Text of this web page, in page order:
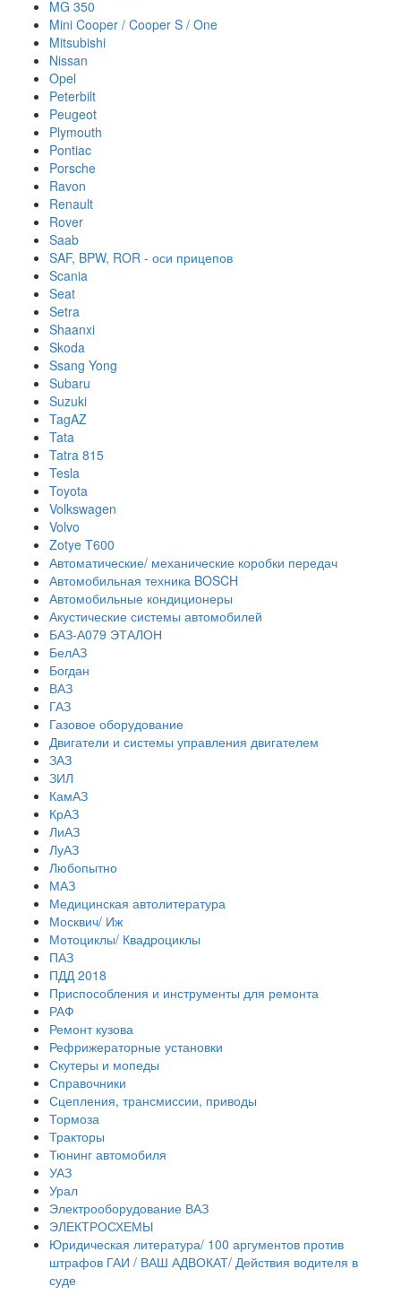
MG 350
Mini Cooper / Cooper S / One
Mitsubishi
Nissan
Opel
Peterbilt
Peugeot
Plymouth
Pontiac
Porsche
Ravon
Renault
Rover
Saab
SAF, BPW, ROR - оси прицепов
Scania
Seat
Setra
Shaanxi
Skoda
Ssang Yong
Subaru
Suzuki
TagAZ
Tata
Tatra 815
Tesla
Toyota
Volkswagen
Volvo
Zotye T600
Автоматические/ механические коробки передач
Автомобильная техника BOSCH
Автомобильные кондиционеры
Акустические системы автомобилей
БАЗ-А079 ЭТАЛОН
БелАЗ
Богдан
ВАЗ
ГАЗ
Газовое оборудование
Двигатели и системы управления двигателем
ЗАЗ
ЗИЛ
КамАЗ
КрАЗ
ЛиАЗ
ЛуАЗ
Любопытно
МАЗ
Медицинская автолитература
Москвич/ Иж
Мотоциклы/ Квадроциклы
ПАЗ
ПДД 2018
Приспособления и инструменты для ремонта
РАФ
Ремонт кузова
Рефрижераторные установки
Скутеры и мопеды
Справочники
Сцепления, трансмиссии, приводы
Тормоза
Тракторы
Тюнинг автомобиля
УАЗ
Урал
Электрооборудование ВАЗ
ЭЛЕКТРОСХЕМЫ
Юридическая литература/ 100 аргументов против
штрафов ГАИ / ВАШ АДВОКАТ/ Действия водителя в
суде